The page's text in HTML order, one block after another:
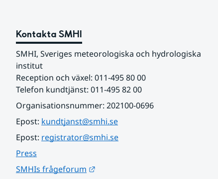
Kontakta SMHI
SMHI, Sveriges meteorologiska och hydrologiska
institut
Reception och växel: 011-495 80 00
Telefon kundtjänst: 011-495 82 00
Organisationsnummer: 202100-0696
Epost: kundtjanst@smhi.se
Epost: registrator@smhi.se
Press
SMHIs frågeforum